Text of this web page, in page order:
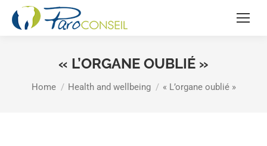
« L’ORGANE OUBLIÉ »
You are here:
Home Health and wellbeing « L’organe oublié »